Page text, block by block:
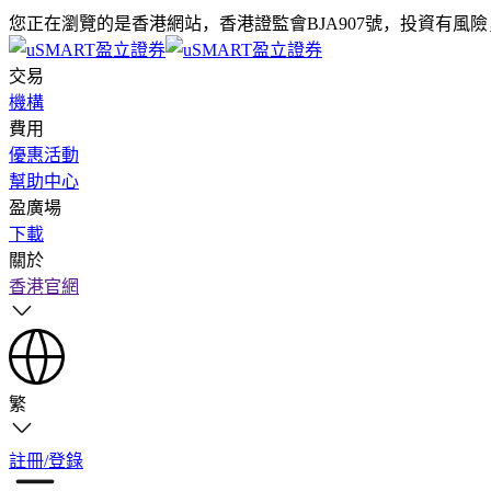
您正在瀏覽的是香港網站，香港證監會BJA907號，投資有風
交易
機構
費用
優惠活動
幫助中心
盈廣場
下載
關於
香港官網
繁
註冊/登錄